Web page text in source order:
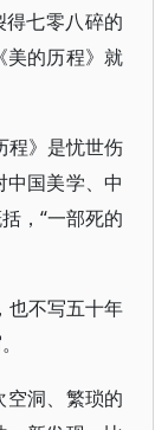
得七零八碎的
美的历程》就
程》是忧世伤
国美学、中
，“一部死的
也不写五十年
洞、繁琐的